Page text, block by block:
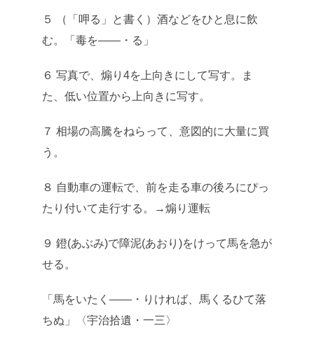
５ （「呷る」と書く）酒などをひと息に飲
む。「毒を――・る」
６ 写真で、煽り4を上向きにして写す。ま
た、低い位置から上向きに写す。
７ 相場の高騰をねらって、意図的に大量に買
う。
８ 自動車の運転で、前を走る車の後ろにぴっ
たり付いて走行する。→煽り運転
９ 鐙(あぶみ)で障泥(あおり)をけって馬を急が
せる。
「馬をいたく――・りければ、馬くるひて落
ちぬ」〈宇治拾遺・一三〉